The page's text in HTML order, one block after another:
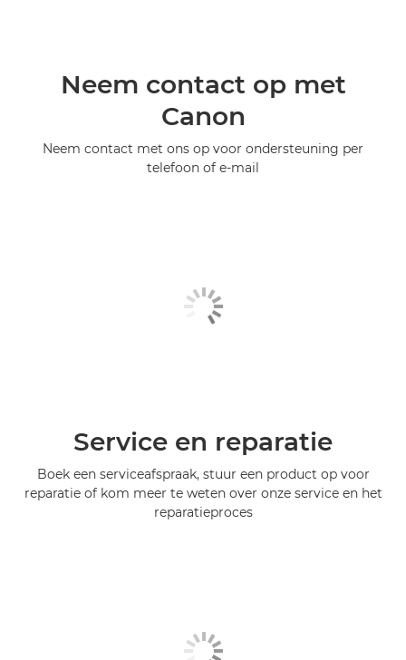
Neem contact op met
Canon
Neem contact met ons op voor ondersteuning per
telefoon of e-mail
Service en reparatie
Boek een serviceafspraak, stuur een product op voor
reparatie of kom meer te weten over onze service en het
reparatieproces